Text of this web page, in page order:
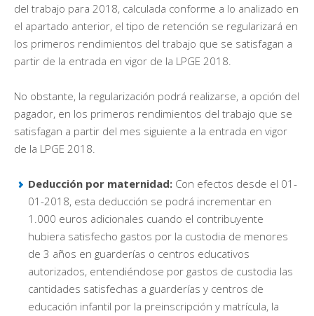
del trabajo para 2018, calculada conforme a lo analizado en
el apartado anterior, el tipo de retención se regularizará en
los primeros rendimientos del trabajo que se satisfagan a
partir de la entrada en vigor de la LPGE 2018.
No obstante, la regularización podrá realizarse, a opción del
pagador, en los primeros rendimientos del trabajo que se
satisfagan a partir del mes siguiente a la entrada en vigor
de la LPGE 2018.
Deducción por maternidad: Con efectos desde el 01-
01-2018, esta deducción se podrá incrementar en
1.000 euros adicionales cuando el contribuyente
hubiera satisfecho gastos por la custodia de menores
de 3 años en guarderías o centros educativos
autorizados, entendiéndose por gastos de custodia las
cantidades satisfechas a guarderías y centros de
educación infantil por la preinscripción y matrícula, la